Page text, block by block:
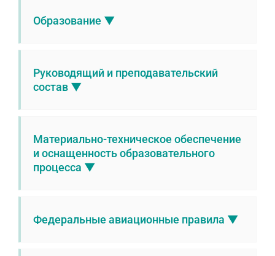
Образование ▼
Руководящий и преподавательский
состав ▼
Материально-техническое обеспечение
и оснащенность образовательного
процесса ▼
Федеральные авиационные правила ▼